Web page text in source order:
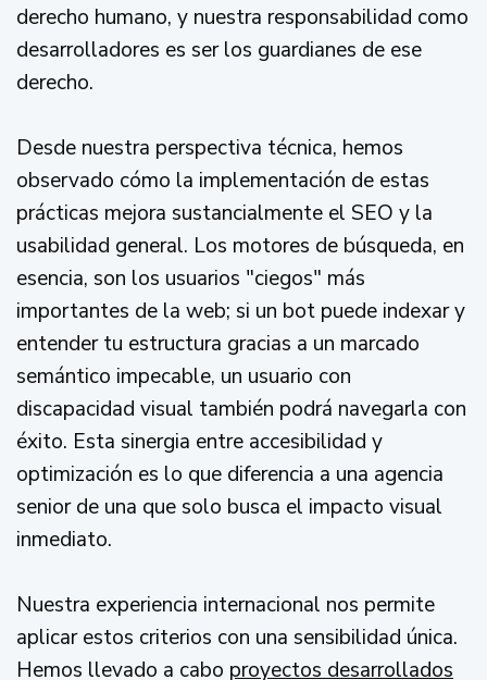
derecho humano, y nuestra responsabilidad como
desarrolladores es ser los guardianes de ese
derecho.
Desde nuestra perspectiva técnica, hemos
observado cómo la implementación de estas
prácticas mejora sustancialmente el SEO y la
usabilidad general. Los motores de búsqueda, en
esencia, son los usuarios "ciegos" más
importantes de la web; si un bot puede indexar y
entender tu estructura gracias a un marcado
semántico impecable, un usuario con
discapacidad visual también podrá navegarla con
éxito. Esta sinergia entre accesibilidad y
optimización es lo que diferencia a una agencia
senior de una que solo busca el impacto visual
inmediato.
Nuestra experiencia internacional nos permite
aplicar estos criterios con una sensibilidad única.
Hemos llevado a cabo proyectos desarrollados